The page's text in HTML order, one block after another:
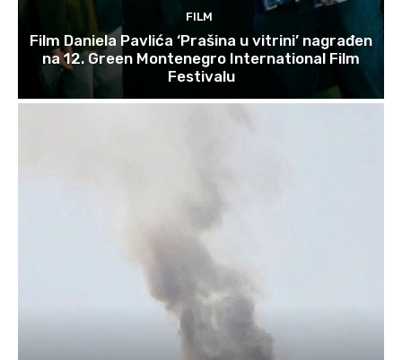
FILM
Film Daniela Pavlića ‘Prašina u vitrini’ nagrađen
na 12. Green Montenegro International Film
Festivalu